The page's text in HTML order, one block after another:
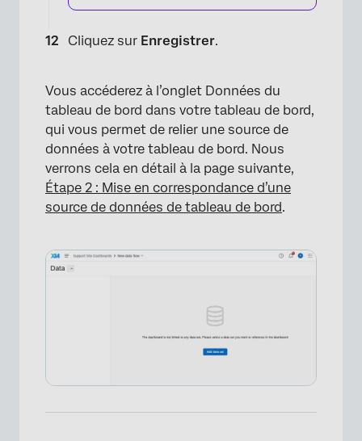
×
Cliquez sur Enregistrer.
Vous accéderez à l’onglet Données du
tableau de bord dans votre tableau de bord,
qui vous permet de relier une source de
données à votre tableau de bord. Nous
verrons cela en détail à la page suivante,
Étape 2 : Mise en correspondance d’une
source de données de tableau de bord.